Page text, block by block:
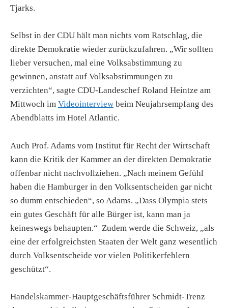
Tjarks.
Selbst in der CDU hält man nichts vom Ratschlag, die
direkte Demokratie wieder zurückzufahren. „Wir sollten
lieber versuchen, mal eine Volksabstimmung zu
gewinnen, anstatt auf Volksabstimmungen zu
verzichten“, sagte CDU-Landeschef Roland Heintze am
Mittwoch im Videointerview beim Neujahrsempfang des
Abendblatts im Hotel Atlantic.
Auch Prof. Adams vom Institut für Recht der Wirtschaft
kann die Kritik der Kammer an der direkten Demokratie
offenbar nicht nachvollziehen. „Nach meinem Gefühl
haben die Hamburger in den Volksentscheiden gar nicht
so dumm entschieden“, so Adams. „Dass Olympia stets
ein gutes Geschäft für alle Bürger ist, kann man ja
keineswegs behaupten.“ Zudem werde die Schweiz, „als
eine der erfolgreichsten Staaten der Welt ganz wesentlich
durch Volksentscheide vor vielen Politikerfehlern
geschützt“.
Handelskammer-Hauptgeschäftsführer Schmidt-Trenz